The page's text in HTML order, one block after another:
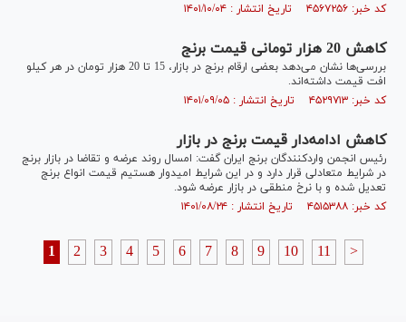
کد خبر: ۴۵۶۷۲۵۶ تاریخ انتشار : ۱۴۰۱/۱۰/۰۴
کاهش 20 هزار تومانی قیمت برنج
بررسی‌ها نشان می‌دهد بعضی ارقام برنج در بازار، 15 تا 20 هزار تومان در هر کیلو
افت قیمت داشته‌اند.
کد خبر: ۴۵۲۹۷۱۳ تاریخ انتشار : ۱۴۰۱/۰۹/۰۵
کاهش ادامه‌دار قیمت برنج در بازار
رئیس انجمن واردکنندگان برنج ایران گفت: امسال روند عرضه و تقاضا در بازار برنج
در شرایط متعادلی قرار دارد و در این شرایط امیدوار هستیم قیمت انواع برنج
تعدیل شده و با نرخ منطقی در بازار عرضه شود.
کد خبر: ۴۵۱۵۳۸۸ تاریخ انتشار : ۱۴۰۱/۰۸/۲۴
1 2 3 4 5 6 7 8 9 10 11 >